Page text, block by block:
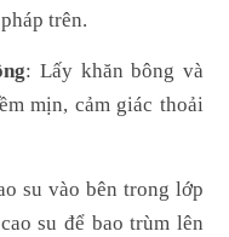
trên.
: Lấy khăn bông và
mịn, cảm giác thoải
su vào bên trong lớp
su để bao trùm lên